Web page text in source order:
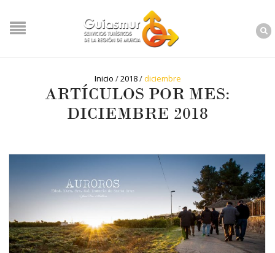
Inicio /2018/diciembre
ARTÍCULOS POR MES:
DICIEMBRE 2018